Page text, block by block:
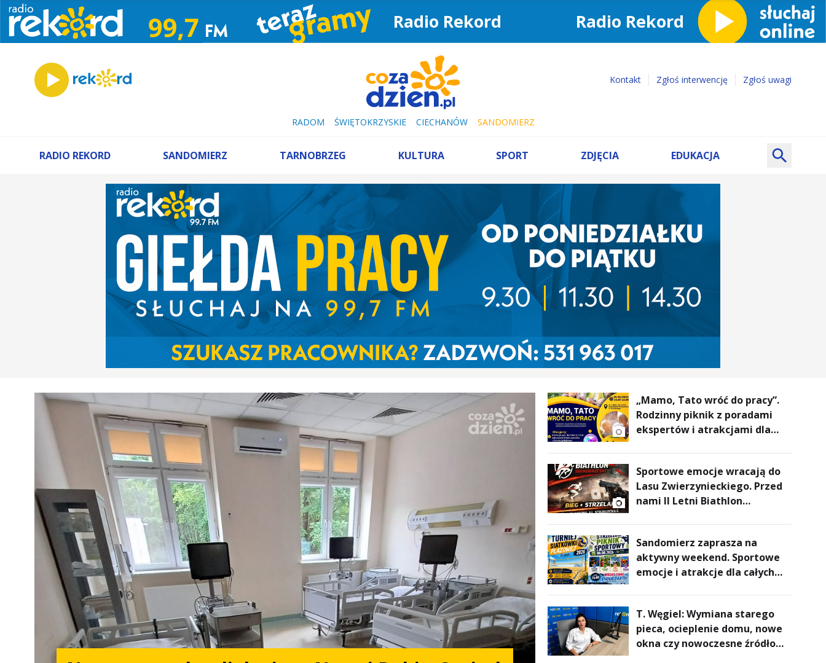
Radio Rekord
Kontakt Zgłoś interwencję Zgłoś uwagi
RADOM ŚWIĘTOKRZYSKIE CIECHANÓW SANDOMIERZ
RADIO REKORD SANDOMIERZ TARNOBRZEG KULTURA SPORT ZDJĘCIA EDUKACJA
„Mamo, Tato wróć do pracy”.
Rodzinny piknik z poradami
ekspertów i atrakcjami dla
Sportowe emocje wracają do
Lasu Zwierzynieckiego. Przed
nami II Letni Biathlon
Sandomierz zaprasza na
aktywny weekend. Sportowe
emocje i atrakcje dla całych
T. Węgiel: Wymiana starego
pieca, ocieplenie domu, nowe
okna czy nowoczesne źródło